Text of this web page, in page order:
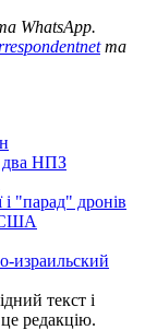
WhatsApp.
та
два НПЗ
"парад" дронів
США
израильский
текст і
редакцію.